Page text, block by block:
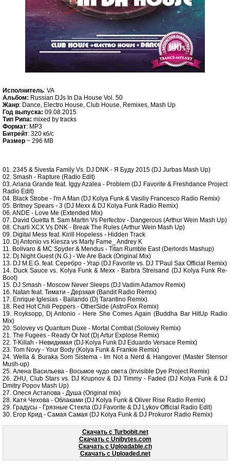
Исполнитель: VA
Альбом: Russian DJs In Da House Vol. 50
Жанр: Dance, Electro House, Club House, Remixes, Mash Up
Год выпуска: 09.08.2015
Тип Рипа: mixed by tracks
Формат: MP3
Битрейт: 320 кб/c
Размер ~ 296 MB
01. 2345 & 5ivesta Family Vs. DJ DNK - Я Буду 2015 (DJ Jurbas Mash Up)
02. Smash - Rapture (Radio Edit)
03. Ariana Grande feat. Iggy Azalea - Problem (DJ Favorite & Freshdance Project
Radio Edit)
04. Black Strobe - I'm A Man (DJ Kolya Funk & Vasiliy Francesco Radio Remix)
05. Britney Spears - 3 (DJ Mexx & DJ Kolya Funk Radio Remix)
06. ANDE - Love Me (Extended Mix)
07. David Guetta ft. Sam Martin Vs Perfectov - Dangerous (Arthur Wein Mash Up)
08. Charli XCX Vs DNK - Break The Rules (Arthur Wein Mash Up)
09. Digital Mess feat. Kirill Hopeless - Hidden Track
10. Dj Antonio vs Kiesza vs Marty Fame_ Andrey K
11. Bolivaro & MC Spyder & Mendus - Titan Rumble East (Derlords Mashup)
12. Dj Night Guest (N.G.) - We Are Back (Original Mix)
13. DJ M.E.G. feat. Серебро - Угар (DJ Favorite vs. DJ T'Paul Sax Official Remix)
14. Duck Sauce vs. Kolya Funk & Mexx - Barbra Streisand (DJ Kolya Funk Re-
Boot)
15. DJ Smash - Moscow Never Sleeps (DJ Vadim Adamov Remix)
16. Natan feat. Тимати - Дерзкая (Bandit Radio Remix)
17. Enrique Iglesias - Bailando (Dj Tarantino Remix)
18. Red Hot Chili Peppers - OtherSide (AstroFox Remix)
19. Royksopp, Dj Antonio - Here She Comes Again (Buddha Bar HitUp Radio
Mix)
20. Solovey vs Quantum Duxe - Mortal Combat (Solovey Remix)
21. The Fugees - Ready Or Not (Dj Artur Explose Remix)
22. T-Killah - Невидимая (DJ Kolya Funk DJ Eduardo Versace Remix)
23. Tom Novy - Your Body (Kolya Funk & Frankie Remix)
24. Wella & Buraka Som Sistema - Im Not a Nerd & Hangover (Master Stensor
Mush-up)
25. Алена Васильева - Восьмое чудо света (Invisible Dye Project Remix)
26. ZHU, Club Stars vs. DJ Krupnov & DJ Timmy - Faded (DJ Kolya Funk & DJ
Dmitry Popov Mash Up)
27. Олеся Астапова - Душа (Original mix)
28. Катя Чехова - Облаками (DJ Kolya Funk & Oliver Rise Radio Remix)
29. Градусы - Грязные Стекла (DJ Favorite & DJ Lykov Official Radio Edit)
30. Егор Крид - Самая Самая (DJ Kolya Funk & DJ Prokuror Radio Remix)
Скачать c Turbobit.net
Скачать c Unibytes.com
Скачать c Uploadable.ch
Скачать c Uploaded.net